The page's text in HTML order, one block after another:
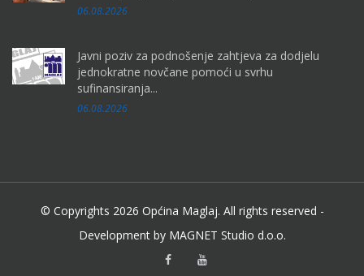
06.08.2026
Javni poziv za podnošenje zahtjeva za dodjelu
jednokratne novčane pomoći u svrhu
sufinansiranja...
06.08.2026
© Copyrights 2026 Općina Maglaj. All rights reserved -
Development by MAGNET Studio d.o.o.